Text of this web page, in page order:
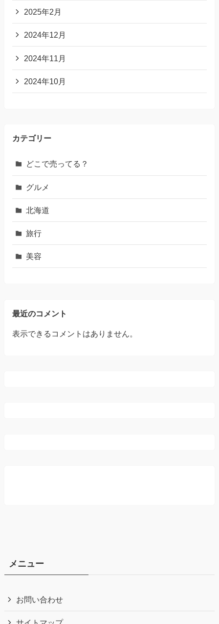
2025年2月
2024年12月
2024年11月
2024年10月
カテゴリー
どこで売ってる？
グルメ
北海道
旅行
美容
最近のコメント
表示できるコメントはありません。
メニュー
お問い合わせ